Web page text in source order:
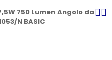
750 Lumen Angolo da
N BASIC